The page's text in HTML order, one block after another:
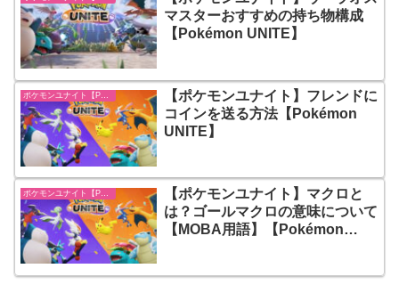
マスターおすすめの持ち物構成
【Pokémon UNITE】
【ポケモンユナイト】フレンドに
コインを送る方法【Pokémon
UNITE】
【ポケモンユナイト】マクロと
は？ゴールマクロの意味について
【MOBA用語】【Pokémon